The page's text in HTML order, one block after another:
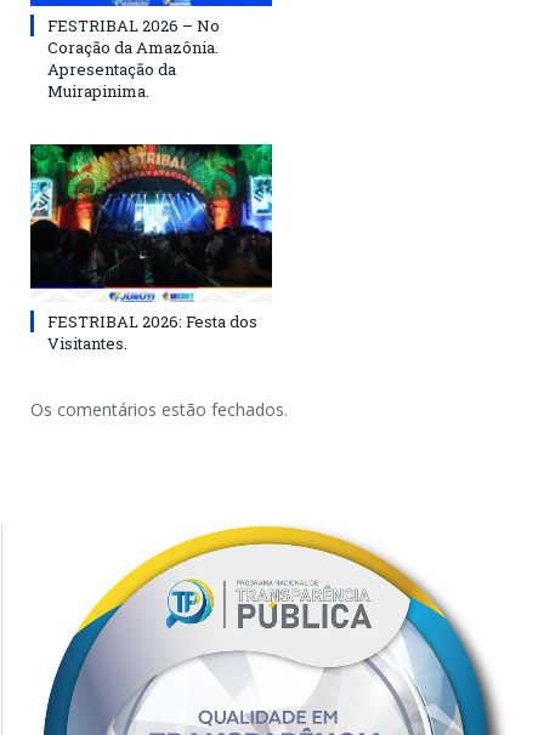
FESTRIBAL 2026 – No
Coração da Amazônia.
Apresentação da
Muirapinima.
FESTRIBAL 2026: Festa dos
Visitantes.
Os comentários estão fechados.